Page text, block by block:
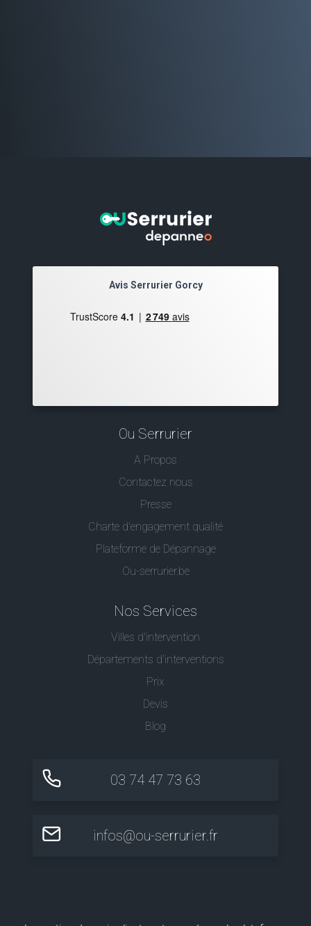
Avis Serrurier Gorcy
Ou Serrurier
A Propos
Contactez nous
Presse
Charte d’engagement qualité
Plateforme de Dépannage
Ou-serrurier.be
Nos Services
Villes d'intervention
Départements d'interventions
Prix
Devis
Blog
03 74 47 73 63
infos@ou-serrurier.fr